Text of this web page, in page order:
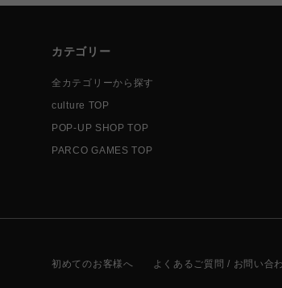
カテゴリー
全カテゴリーから探す
culture TOP
POP-UP SHOP TOP
PARCO GAMES TOP
初めてのお客様へ よくあるご質問 / お問い合